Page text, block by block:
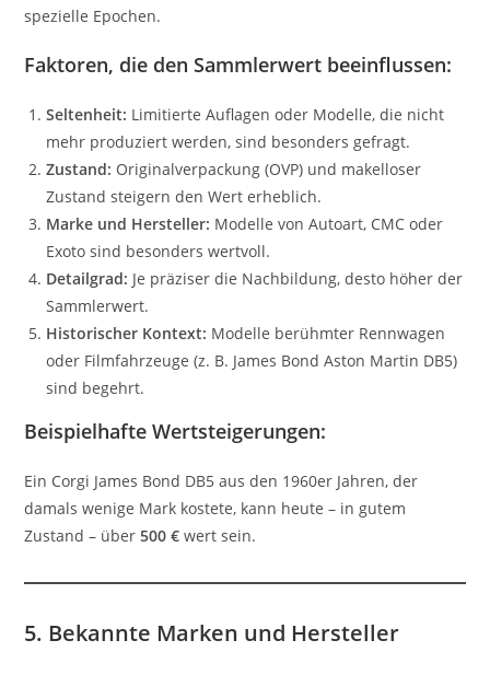
spezielle Epochen.
Faktoren, die den Sammlerwert beeinflussen:
Seltenheit: Limitierte Auflagen oder Modelle, die nicht
mehr produziert werden, sind besonders gefragt.
Zustand: Originalverpackung (OVP) und makelloser
Zustand steigern den Wert erheblich.
Marke und Hersteller: Modelle von Autoart, CMC oder
Exoto sind besonders wertvoll.
Detailgrad: Je präziser die Nachbildung, desto höher der
Sammlerwert.
Historischer Kontext: Modelle berühmter Rennwagen
oder Filmfahrzeuge (z. B. James Bond Aston Martin DB5)
sind begehrt.
Beispielhafte Wertsteigerungen:
Ein Corgi James Bond DB5 aus den 1960er Jahren, der
damals wenige Mark kostete, kann heute – in gutem
Zustand – über500 € wert sein.
5. Bekannte Marken und Hersteller